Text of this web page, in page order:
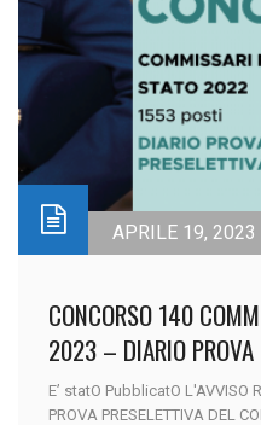
APRILE 19, 2023
CONCORSO 140
2023 – DIARIO PROVA
E’ statO PubblicatO L'AVVISO
PROVA PRESELETTIVA DEL